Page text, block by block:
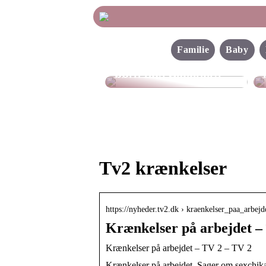
Familie Baby
Find de bedste sko til
børn hos Skechers
Tv2 krænkelser
https://nyheder.tv2.dk ›
Krænkelser på arbejdet –
Krænkelser på arbejdet – TV 2 – TV 2